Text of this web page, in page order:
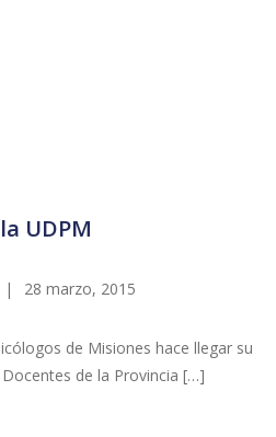
UDPM
| 28 marzo, 2015
de Misiones hace llegar su
de la Provincia […]